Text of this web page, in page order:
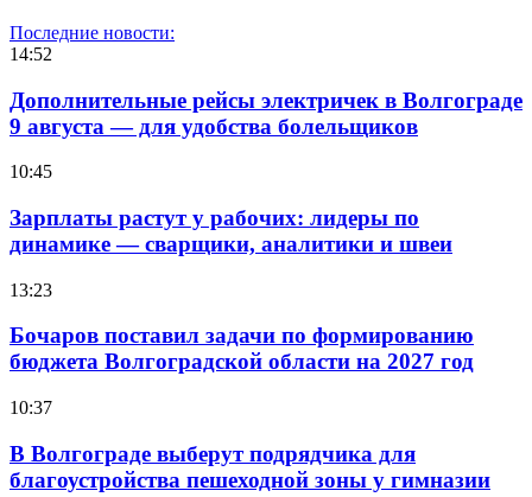
Последние новости:
14:52
Дополнительные рейсы электричек в Волгограде
9 августа — для удобства болельщиков
10:45
Зарплаты растут у рабочих: лидеры по
динамике — сварщики, аналитики и швеи
13:23
Бочаров поставил задачи по формированию
бюджета Волгоградской области на 2027 год
10:37
В Волгограде выберут подрядчика для
благоустройства пешеходной зоны у гимназии